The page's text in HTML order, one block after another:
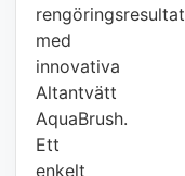
rengöringsresultat
med
innovativa
Altantvätt
AquaBrush.
Ett
enkelt